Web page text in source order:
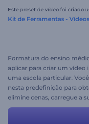
Este preset de vídeo foi criado
Kit de Ferramentas -
Formatura do ensino
aplicar para criar um
uma escola particular.
nesta predefinição para
elimine cenas, carregue a